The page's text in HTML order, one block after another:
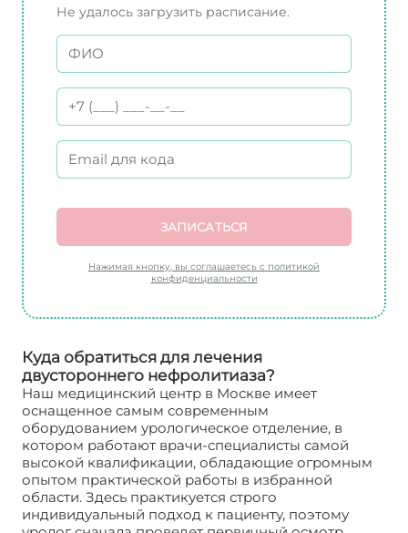
Не удалось загрузить расписание.
ЗАПИСАТЬСЯ
Нажимая кнопку, вы соглашаетесь с политикой
конфиденциальности
Куда обратиться для лечения
двустороннего нефролитиаза?
Наш медицинский центр в Москве имеет
оснащенное самым современным
оборудованием урологическое отделение, в
котором работают врачи-специалисты самой
высокой квалификации, обладающие огромным
опытом практической работы в избранной
области. Здесь практикуется строго
индивидуальный подход к пациенту, поэтому